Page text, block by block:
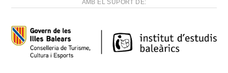
AMB EL SUPORT DE: